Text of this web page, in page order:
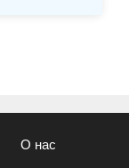
О нас